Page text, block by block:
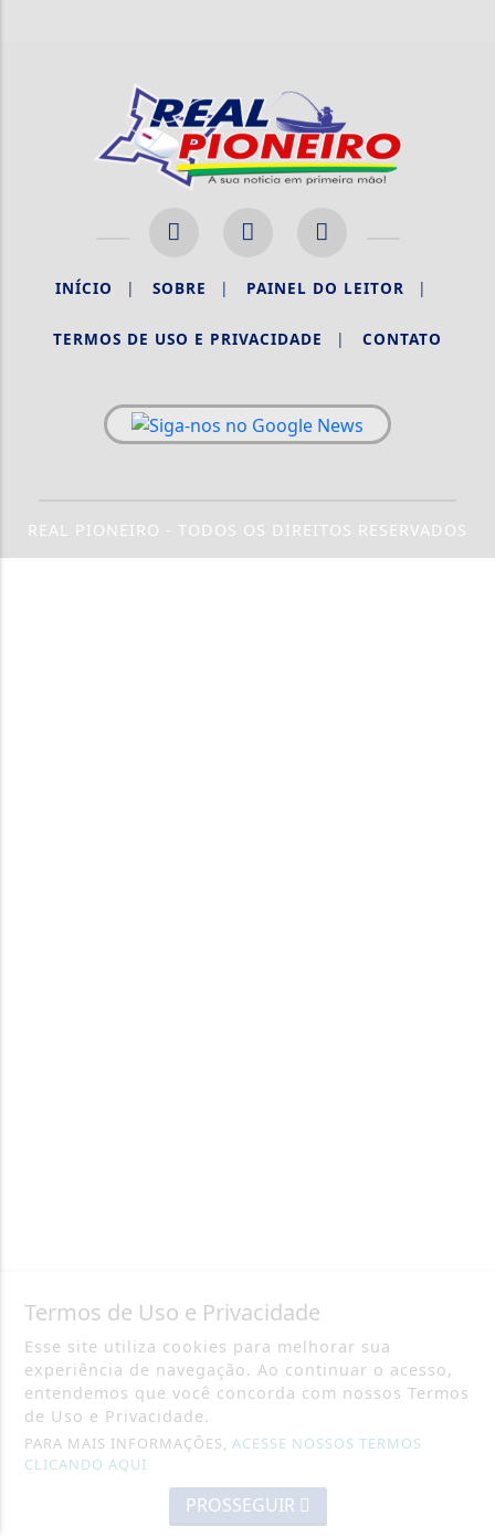
INÍCIO | SOBRE | PAINEL DO LEITOR |
TERMOS DE USO E PRIVACIDADE | CONTATO
REAL PIONEIRO - TODOS OS DIREITOS RESERVADOS
Termos de Uso e Privacidade
Esse site utiliza cookies para melhorar sua
experiência de navegação. Ao continuar o acesso,
entendemos que você concorda com nossos Termos
de Uso e Privacidade.
PARA MAIS INFORMAÇÕES,ACESSE NOSSOS TERMOS
CLICANDO AQUI
PROSSEGUIR